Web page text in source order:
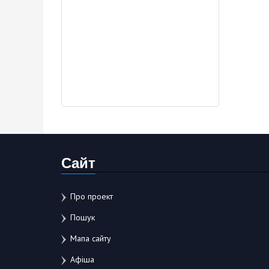
Сайт
Про проект
Пошук
Мапа сайту
Афіша